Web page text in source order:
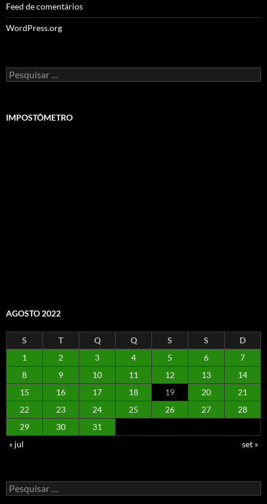
Feed de comentários
WordPress.org
Pesquisar
por:
IMPOSTÔMETRO
AGOSTO 2022
S T Q Q S S
D
1
2 3 4 5 6
7
8
9 10 11 12 13
14
15
16 17 18 19 20
21
22
23 24 25 26 27
28
29
30
31
« jul
set »
Pesquisar
por: